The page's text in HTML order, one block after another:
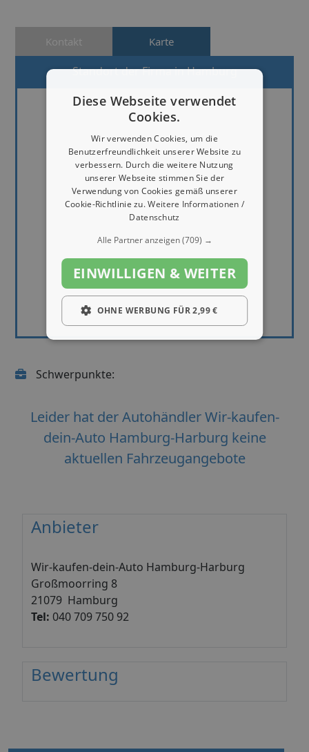
Kontakt Karte
Standort der Firma in Hamburg
Schwerpunkte:
Leider hat der Autohändler Wir-kaufen-
dein-Auto Hamburg-Harburg keine
aktuellen Fahrzeugangebote
Anbieter
Wir-kaufen-dein-Auto Hamburg-Harburg
Großmoorring 8
21079 Hamburg
Tel: 040 709 750 92
Bewertung
Diese Webseite verwendet
Cookies.
Wir verwenden Cookies, um die
Benutzerfreundlichkeit unserer Website zu
verbessern. Durch die weitere Nutzung
unserer Webseite stimmen Sie der
Verwendung von Cookies gemäß unserer
Cookie-Richtlinie zu.Weitere Informationen /
Datenschutz
Alle Partner anzeigen(709) →
EINWILLIGEN & WEITER
OHNE WERBUNG FÜR 2,99 €